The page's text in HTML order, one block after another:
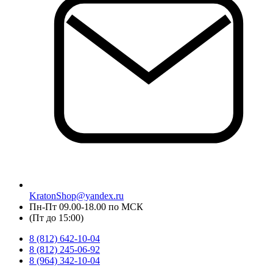
KratonShop@yandex.ru
Пн-Пт 09.00-18.00 по МСК
(Пт до 15:00)
8 (812) 642-10-04
8 (812) 245-06-92
8 (964) 342-10-04